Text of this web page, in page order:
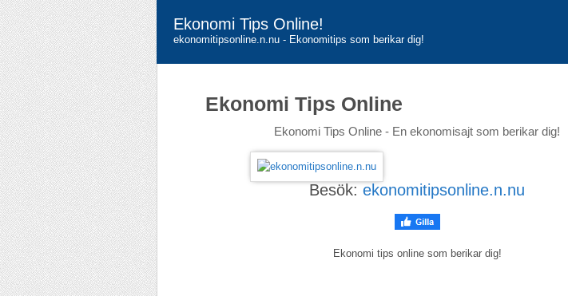
Ekonomi Tips Online!
ekonomitipsonline.n.nu - Ekonomitips som berikar dig!
Ekonomi Tips Online
Ekonomi Tips Online - En ekonomisajt som berikar dig!
Besök: ekonomitipsonline.n.nu
Ekonomi tips online som berikar dig!